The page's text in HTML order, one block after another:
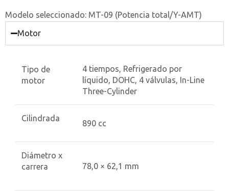
Modelo seleccionado: MT-09 (Potencia total/Y-AMT)
Motor
Tipo de
motor
4 tiempos, Refrigerado por
líquido, DOHC, 4 válvulas, In-Line
Three-Cylinder
Cilindrada
890 cc
Diámetro x
carrera
78,0 × 62,1 mm